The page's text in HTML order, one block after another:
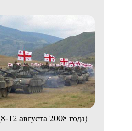
12 августа 2008 года)